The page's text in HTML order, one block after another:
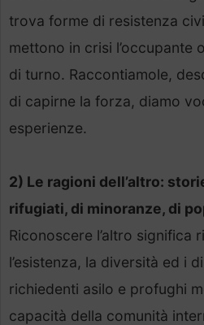
trova forme di resistenza
mettono in crisi l’occupante
di turno. Raccontiamole,
di capirne la forza, diamo
esperienze.
2) Le ragioni dell’altro:
rifugiati, di minoranze, di
Riconoscere l’altro significa
l’esistenza, la diversità ed i
richiedenti asilo e profughi
capacità della comunità